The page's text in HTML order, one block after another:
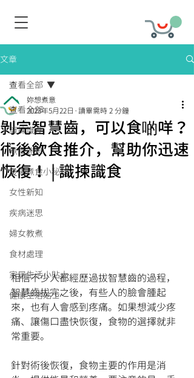
文章
查看全部
識揀識食
煮食迷思
煲湯煮食小秘訣
女性新知
疾病迷思
婦女教煮
食材處理
家居生活小貼士
健康生活貼士
查看全部
剝完智慧齒，可以食啲咩？
術後飲食推介，幫助你迅速
恢復！ | 識揀識食
妳想煮意
2023年5月22日 讀畢需時 2 分鐘
相信不少人都經歷過拔智慧齒的過程，
智慧齒拔完之後，有些人的臉會腫起
來，也有人會感到疼痛。如果想減少疼
痛、讓傷口盡快恢復，食物的選擇就非
常重要。
針對術後恢復，食物主要的作用是消